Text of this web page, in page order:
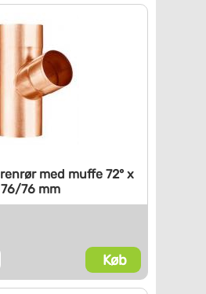
med muffe 72° x
76/76 mm
Køb